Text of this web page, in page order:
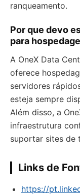
ranqueamento.
Por que devo
para
A OneX Data
oferece
servidores
esteja sempre
Além disso, a
infraestrutura
suportar sites de
Links de
https://